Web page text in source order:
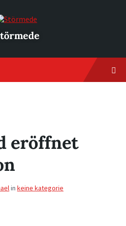
eröffnet
in keine kategorie